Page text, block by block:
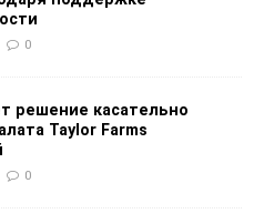
0
решение касательно
Taylor Farms
0